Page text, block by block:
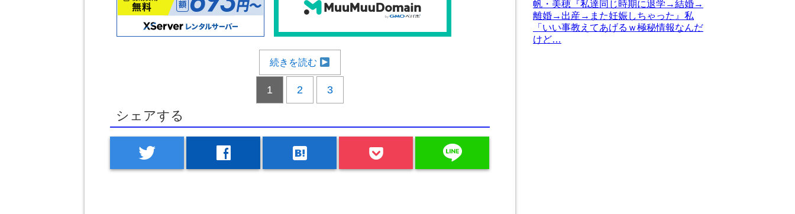
続きを読む
1 2 3
シェアする
twitter facebook hatenabookmark line
帆・美穂『私達同じ時期に退学→結婚→
離婚→出産→また妊娠しちゃった』私
「いい事教えてあげるｗ極秘情報なんだ
けど…